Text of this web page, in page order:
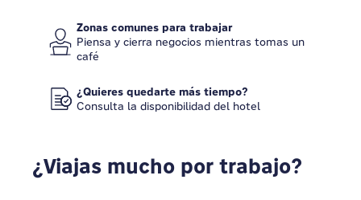
Zonas comunes para trabajar
Piensa y cierra negocios mientras tomas un
café
¿Quieres quedarte más tiempo?
Consulta la disponibilidad del hotel
¿Viajas mucho por trabajo?